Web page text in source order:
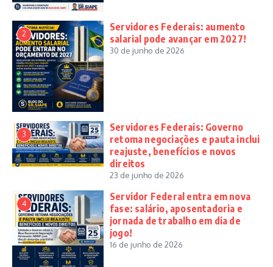
2
Servidores Federais: aumento
salarial pode avançar em 2027!
30 de junho de 2026
3
Servidores Federais: Governo
retoma negociações e pauta inclui
reajuste, benefícios e novos
direitos
23 de junho de 2026
4
Servidor Federal entra em nova
fase: salário, aposentadoria e
jornada de trabalho em dia de
jogo!
16 de junho de 2026